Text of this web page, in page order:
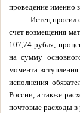
проведение именно
Истец просил
счет возмещения
107,74 рубля,
на сумму
момента
исполнения
России, а также
почтовые расходы в